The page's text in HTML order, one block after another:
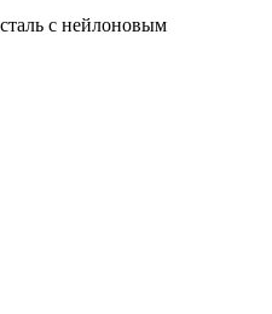
с нейлоновым